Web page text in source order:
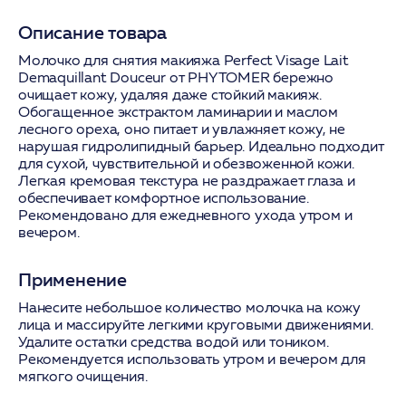
Описание товара
Молочко для снятия макияжа Perfect Visage Lait
Demaquillant Douceur от PHYTOMER бережно
очищает кожу, удаляя даже стойкий макияж.
Обогащенное экстрактом ламинарии и маслом
лесного ореха, оно питает и увлажняет кожу, не
нарушая гидролипидный барьер. Идеально подходит
для сухой, чувствительной и обезвоженной кожи.
Легкая кремовая текстура не раздражает глаза и
обеспечивает комфортное использование.
Рекомендовано для ежедневного ухода утром и
вечером.
Применение
Нанесите небольшое количество молочка на кожу
лица и массируйте легкими круговыми движениями.
Удалите остатки средства водой или тоником.
Рекомендуется использовать утром и вечером для
мягкого очищения.